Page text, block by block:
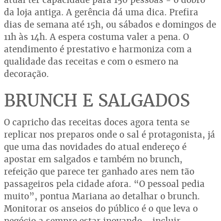
da loja antiga. A gerência dá uma dica. Prefira
dias de semana até 15h, ou sábados e domingos de
11h às 14h. A espera costuma valer a pena. O
atendimento é prestativo e harmoniza com a
qualidade das receitas e com o esmero na
decoração.
BRUNCH E SALGADOS
O capricho das receitas doces agora tenta se
replicar nos preparos onde o sal é protagonista, já
que uma das novidades do atual endereço é
apostar em salgados e também no brunch,
refeição que parece ter ganhado ares nem tão
passageiros pela cidade afora. “O pessoal pedia
muito”, pontua Mariana ao detalhar o brunch.
Monitorar os anseios do público é o que leva o